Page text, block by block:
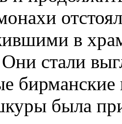
в
стали
бирманские
была